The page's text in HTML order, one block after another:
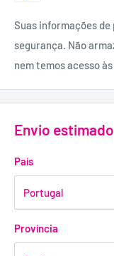
INGREDIENTES:
Água, Sódio C14-16,
Suas informações
segurança. Não
nem temos acesso
Envio estimado
País
Província